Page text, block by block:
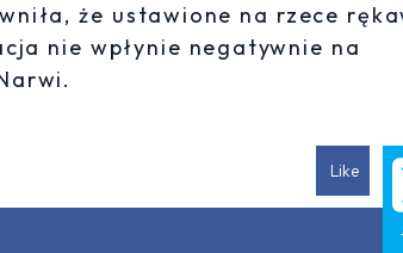
że ustawione na rzece
nie wpłynie negatywnie na
Like